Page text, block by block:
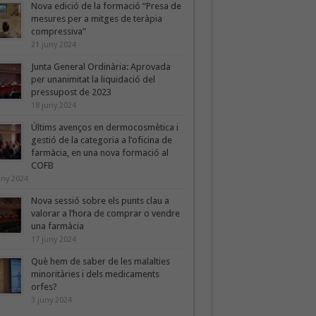
Nova edició de la formació “Presa de
mesures per a mitges de teràpia
compressiva”
21 juny 2024
Junta General Ordinària: Aprovada
per unanimitat la liquidació del
pressupost de 2023
18 juny 2024
Últims avenços en dermocosmètica i
gestió de la categoria a l’oficina de
farmàcia, en una nova formació al
COFB
2024
Nova sessió sobre els punts clau a
valorar a l’hora de comprar o vendre
una farmàcia
17 juny 2024
Què hem de saber de les malalties
minoritàries i dels medicaments
orfes?
3 juny 2024